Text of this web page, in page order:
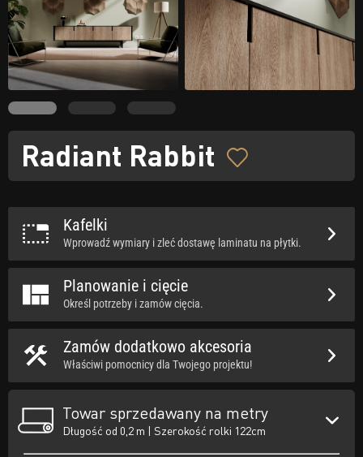
Radiant Rabbit
Kafelki
Wprowadź wymiary i zleć dostawę laminatu na płytki.
Planowanie i cięcie
Określ potrzeby i zamów cięcia.
Zamów dodatkowo akcesoria
Właściwi pomocnicy dla Twojego projektu!
Towar sprzedawany na metry
Długość od 0,2 m | Szerokość rolki 122cm